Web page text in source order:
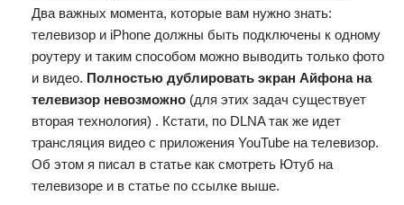
Два важных момента, которые вам нужно знать:
телевизор и iPhone должны быть подключены к одному
роутеру и таким способом можно выводить только фото
и видео. Полностью дублировать экран Айфона на
телевизор невозможно (для этих задач существует
вторая технология) . Кстати, по DLNA так же идет
трансляция видео с приложения YouTube на телевизор.
Об этом я писал в статье как смотреть Ютуб на
телевизоре и в статье по ссылке выше.